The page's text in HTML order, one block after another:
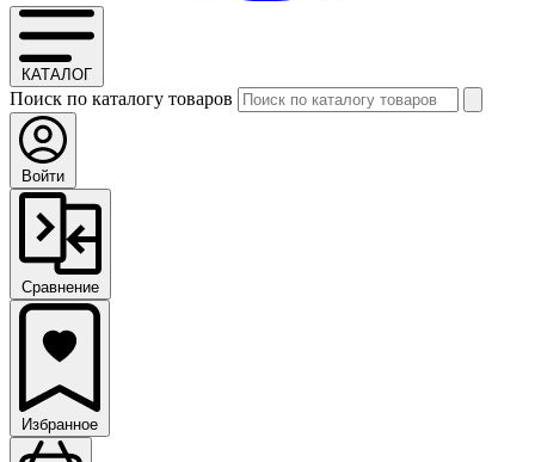
КАТАЛОГ
Поиск по каталогу товаров
Войти
Сравнение
Избранное